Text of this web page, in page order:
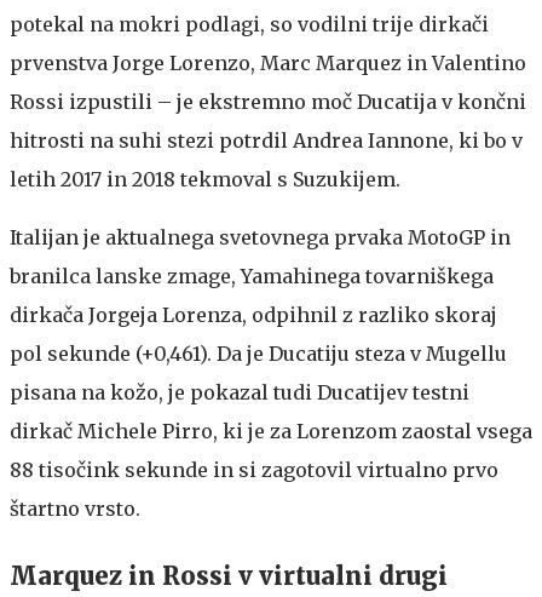
potekal na mokri podlagi, so vodilni trije dirkači
prvenstva Jorge Lorenzo, Marc Marquez in Valentino
Rossi izpustili – je ekstremno moč Ducatija v končni
hitrosti na suhi stezi potrdil Andrea Iannone, ki bo v
letih 2017 in 2018 tekmoval s Suzukijem.
Italijan je aktualnega svetovnega prvaka MotoGP in
branilca lanske zmage, Yamahinega tovarniškega
dirkača Jorgeja Lorenza, odpihnil z razliko skoraj
pol sekunde (+0,461). Da je Ducatiju steza v Mugellu
pisana na kožo, je pokazal tudi Ducatijev testni
dirkač Michele Pirro, ki je za Lorenzom zaostal vsega
88 tisočink sekunde in si zagotovil virtualno prvo
štartno vrsto.
Marquez in Rossi v virtualni drugi